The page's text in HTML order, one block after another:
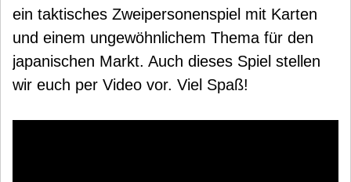
ein taktisches Zweipersonenspiel mit Karten
und einem ungewöhnlichem Thema für den
japanischen Markt. Auch dieses Spiel stellen
wir euch per Video vor. Viel Spaß!